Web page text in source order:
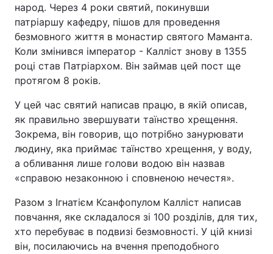
народ. Через 4 роки святий, покинувши
патріаршу кафедру, пішов для проведення
безмовного життя в монастир святого Маманта.
Коли змінився імператор - Калліст знову в 1355
році став Патріархом. Він займав цей пост ще
протягом 8 років.
У цей час святий написав працю, в якій описав,
як правильно звершувати таїнство хрещення.
Зокрема, він говорив, що потрібно занурювати
людину, яка приймає таїнство хрещення, у воду,
а обливання лише голови водою він назвав
«справою незаконною і сповненою нечестя».
Разом з Ігнатієм Ксанфопулом Калліст написав
повчання, яке складалося зі 100 розділів, для тих,
хто перебуває в подвизі безмовності. У цій книзі
він, посилаючись на вчення преподобного